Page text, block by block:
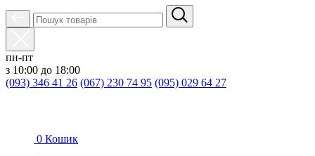
пн-пт
з 10:00 до 18:00
(093) 346 41 26 (067) 230 74 95 (095) 029 64 27
0 Кошик